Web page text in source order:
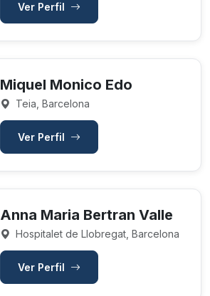
Ver Perfil
Miquel Monico Edo
Teia, Barcelona
Ver Perfil
Anna Maria Bertran Valle
Hospitalet de Llobregat, Barcelona
Ver Perfil